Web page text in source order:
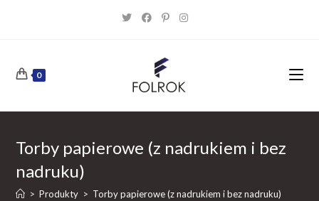
0
Torby papierowe (z nadrukiem i bez
nadruku)
> Produkty > Torby papierowe (z nadrukiem i bez nadruku)